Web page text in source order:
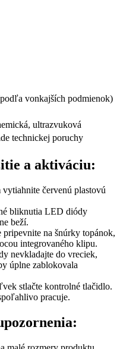
vonkajších podmienok)
ultrazvuková
technickej poruchy
a aktiváciu:
červenú plastovú
bliknutia LED diódy
beží.
pripevnite na šnúrky topánok,
integrovaného klipu.
nevkladajte do vreciek,
úplne zablokovala
stlačte kontrolné tlačidlo.
pracuje.